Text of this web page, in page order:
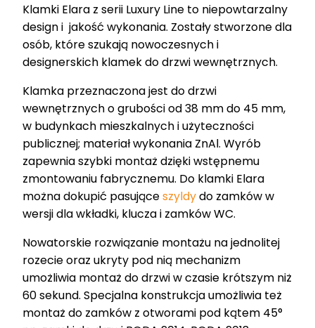
Klamki Elara z serii Luxury Line to niepowtarzalny
design i jakość wykonania. Zostały stworzone dla
osób, które szukają nowoczesnych i
designerskich klamek do drzwi wewnętrznych.
Klamka przeznaczona jest do drzwi
wewnętrznych o grubości od 38 mm do 45 mm,
w budynkach mieszkalnych i użyteczności
publicznej; materiał wykonania ZnAl. Wyrób
zapewnia szybki montaż dzięki wstępnemu
zmontowaniu fabrycznemu. Do klamki Elara
można dokupić pasująceszyldydo zamków w
wersji dla wkładki, klucza i zamków WC.
Nowatorskie rozwiązanie montażu na jednolitej
rozecie oraz ukryty pod nią mechanizm
umożliwia montaż do drzwi w czasie krótszym niż
60 sekund. Specjalna konstrukcja umożliwia też
montaż do zamków z otworami pod kątem 45°